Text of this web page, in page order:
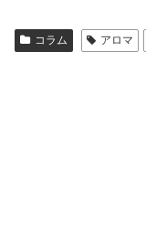
コラム アロマ